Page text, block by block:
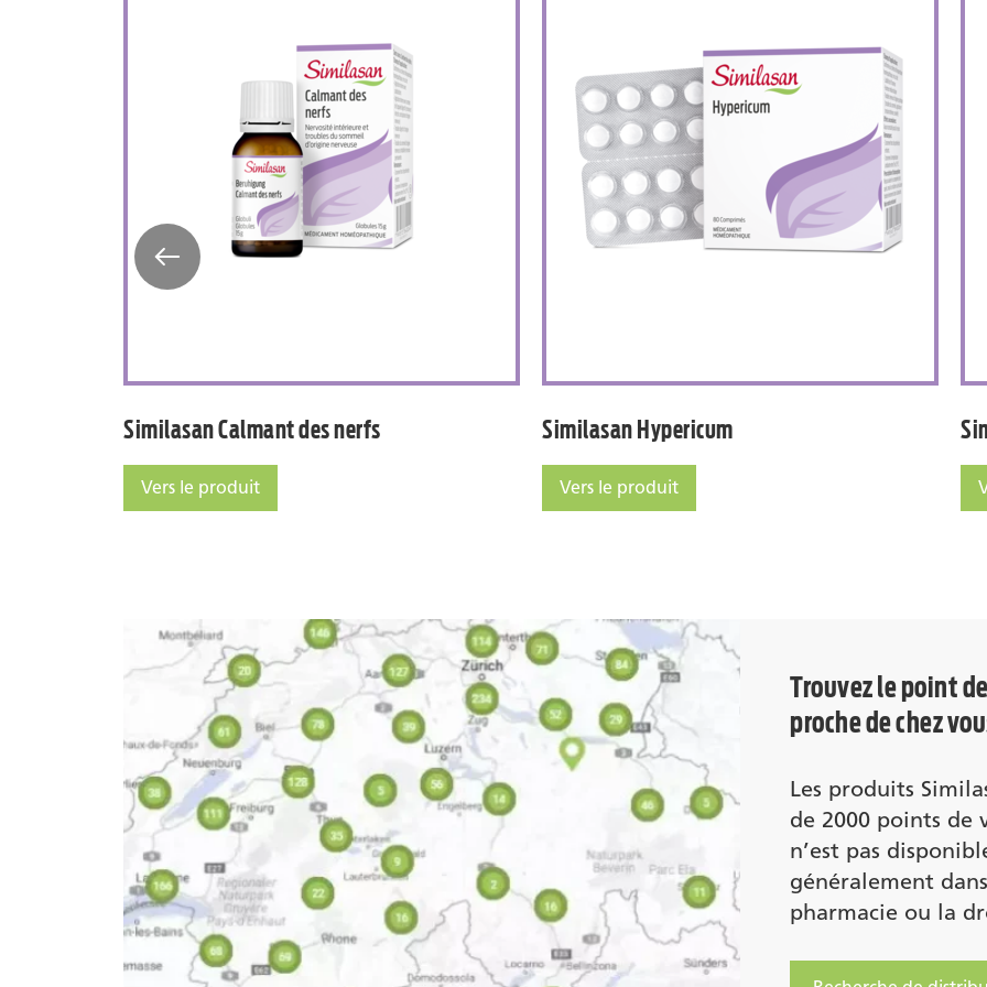
Similasan Calmant des nerfs
Similasan Calmant des nerfs
Similasan Calmant des nerfs
Vers le produit
Similasan Hypericum
Similasan Hypericum
Similasan Hypericum
Vers le produit
Trouvez le point
proche de chez
Les produits
de 2000 points de
n’est pas
généralement
pharmacie ou la